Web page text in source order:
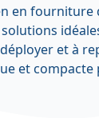
en fourniture
et à
et compacte